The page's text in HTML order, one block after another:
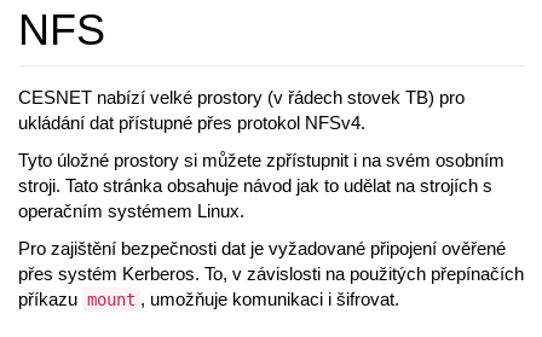
NFS
CESNET nabízí velké prostory (v řádech stovek TB) pro
ukládání dat přístupné přes protokol NFSv4.
Tyto úložné prostory si můžete zpřístupnit i na svém osobním
stroji. Tato stránka obsahuje návod jak to udělat na strojích s
operačním systémem Linux.
Pro zajištění bezpečnosti dat je vyžadované připojení ověřené
přes systém Kerberos. To, v závislosti na použitých přepínačích
příkazu mount , umožňuje komunikaci i šifrovat.